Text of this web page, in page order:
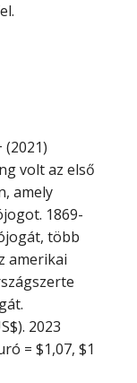
(2021)
volt az első
amely
1869-
több
amerikai
2023
= $1,07, $1